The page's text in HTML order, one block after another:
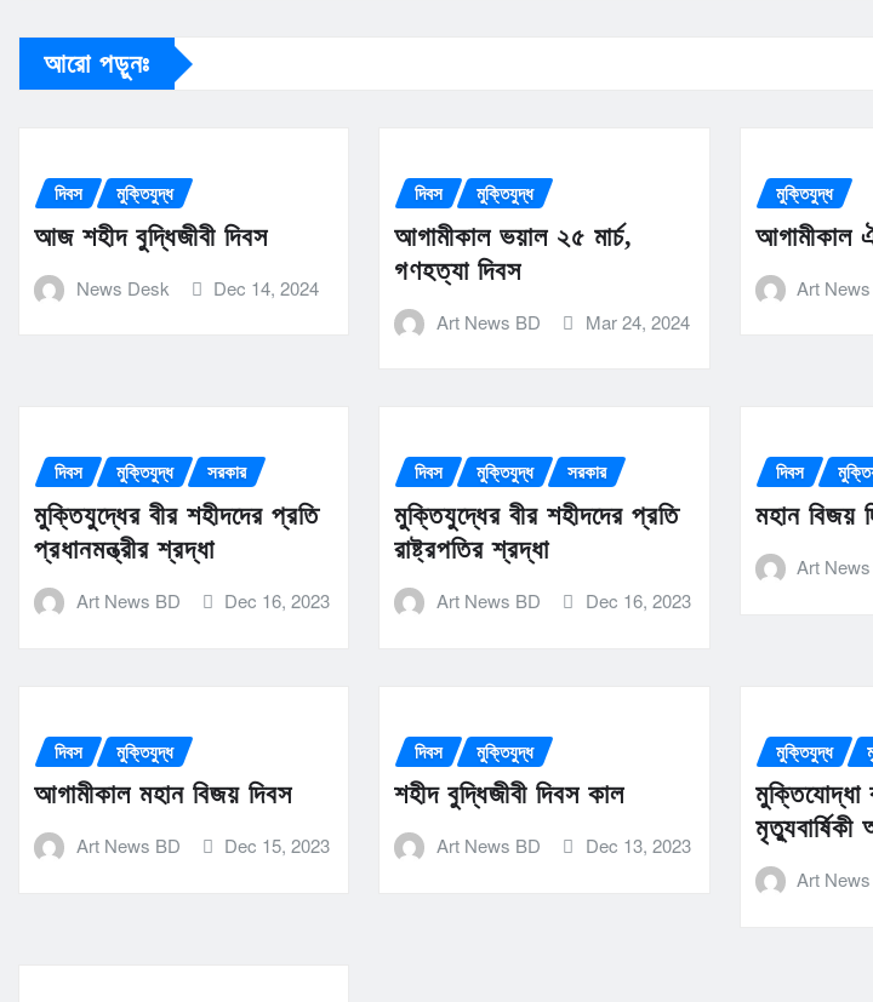
আরো পড়ুনঃ
দিবস মুক্তিযুদ্ধ
আজ শহীদ বুদ্ধিজীবী দিবস
News Desk Dec 14, 2024
দিবস মুক্তিযুদ্ধ
আগামীকাল ভয়াল ২৫ মার্চ,
গণহত্যা দিবস
Art News BD Mar 24, 2024
মুক্তিযুদ্ধ
আগামীকাল
Art
দিবস মুক্তিযুদ্ধ সরকার
মুক্তিযুদ্ধের বীর শহীদদের প্রতি
প্রধানমন্ত্রীর শ্রদ্ধা
Art News BD Dec 16, 2023
দিবস মুক্তিযুদ্ধ সরকার
মুক্তিযুদ্ধের বীর শহীদদের প্রতি
রাষ্ট্রপতির শ্রদ্ধা
Art News BD Dec 16, 2023
দিবস
মহান বিজয়
Art
দিবস মুক্তিযুদ্ধ
আগামীকাল মহান বিজয় দিবস
Art News BD Dec 15, 2023
দিবস মুক্তিযুদ্ধ
শহীদ বুদ্ধিজীবী দিবস কাল
Art News BD Dec 13, 2023
মুক্তিযুদ্ধ
মুক্তিযোদ্ধা
Art